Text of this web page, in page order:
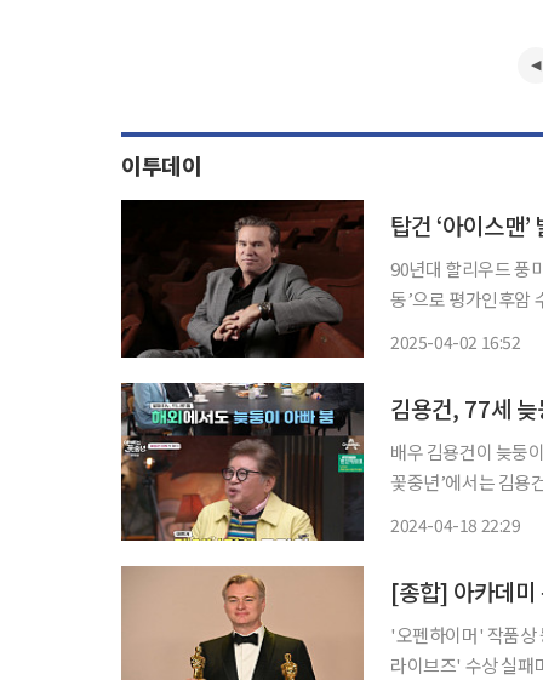
이투데이
탑건 ‘아이스맨
90년대 할리우드 풍
동’으로 평가인후암 수술 후 작품서
2025-04-02 16:52
김용건, 77세
배우 김용건이 늦둥이 아들에
꽃중년’에서는 김용건
2024-04-18 22:29
[종합] 아카데
'오펜하이머' 작품상
라이브즈' 수상 실패마